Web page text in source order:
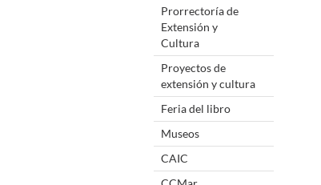
Prorrectoría de
Extensión y
Cultura
Proyectos de
extensión y cultura
Feria del libro
Museos
CAIC